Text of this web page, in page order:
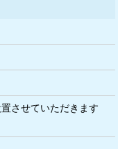
させていただきます